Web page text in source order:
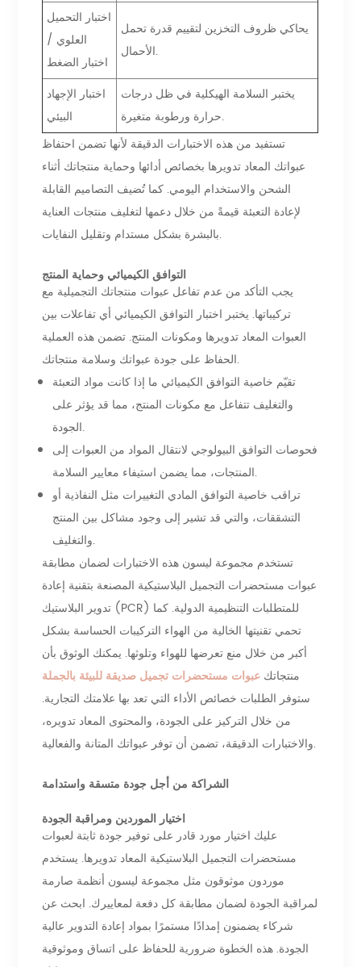
اختبار التحميل
العلوي /
اختبار الضغط
يحاكي ظروف التخزين لتقييم قدرة تحمل
الأحمال.
اختبار الإجهاد
البيئي
يختبر السلامة الهيكلية في ظل درجات
حرارة ورطوبة متغيرة.
تستفيد من هذه الاختبارات الدقيقة لأنها تضمن احتفاظ
عبواتك المعاد تدويرها بخصائص أدائها وحماية منتجاتك أثناء
الشحن والاستخدام اليومي. كما تُضيف التصاميم القابلة
لإعادة التعبئة قيمةً من خلال دعمها لتغليف منتجات العناية
بالبشرة بشكل مستدام وتقليل النفايات.
التوافق الكيميائي وحماية المنتج
يجب التأكد من عدم تفاعل عبوات منتجاتك التجميلية مع
تركيباتها. يختبر اختبار التوافق الكيميائي أي تفاعلات بين
العبوات المعاد تدويرها ومكونات المنتج. تضمن هذه العملية
الحفاظ على جودة عبواتك وسلامة منتجاتك.
تقيّم خاصية التوافق الكيميائي ما إذا كانت مواد التعبئة
والتغليف تتفاعل مع مكونات المنتج، مما قد يؤثر على
الجودة.
فحوصات التوافق البيولوجي لانتقال المواد من العبوات إلى
المنتجات، مما يضمن استيفاء معايير السلامة.
تراقب خاصية التوافق المادي التغييرات مثل النفاذية أو
التشققات، والتي قد تشير إلى وجود مشاكل بين المنتج
والتغليف.
تستخدم مجموعة ليسون هذه الاختبارات لضمان مطابقة
عبوات مستحضرات التجميل البلاستيكية المصنعة بتقنية إعادة
تدوير البلاستيك (PCR) للمتطلبات التنظيمية الدولية. كما
تحمي تقنيتها الخالية من الهواء التركيبات الحساسة بشكل
أكبر من خلال منع تعرضها للهواء وتلوثها. يمكنك الوثوق بأن
منتجاتك عبوات مستحضرات تجميل صديقة للبيئة بالجملة
ستوفر الطلبات خصائص الأداء التي تعد بها علامتك التجارية.
من خلال التركيز على الجودة، والمحتوى المعاد تدويره،
والاختبارات الدقيقة، تضمن أن توفر عبواتك المتانة والفعالية.
الشراكة من أجل جودة متسقة واستدامة
اختيار الموردين ومراقبة الجودة
عليك اختيار مورد قادر على توفير جودة ثابتة لعبوات
مستحضرات التجميل البلاستيكية المعاد تدويرها. يستخدم
موردون موثوقون مثل مجموعة ليسون أنظمة صارمة
لمراقبة الجودة لضمان مطابقة كل دفعة لمعاييرك. ابحث عن
شركاء يضمنون إمدادًا مستمرًا بمواد إعادة التدوير عالية
الجودة. هذه الخطوة ضرورية للحفاظ على اتساق وموثوقية